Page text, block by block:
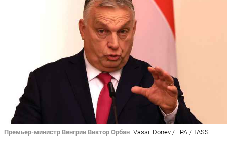
Премьер-министр Венгрии Виктор Орбан Vassil Donev / EPA / TASS